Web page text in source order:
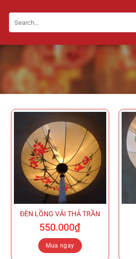
for:
ĐÈN LỒNG VẢI THẢ TRẦN
550.000₫
Mua ngay